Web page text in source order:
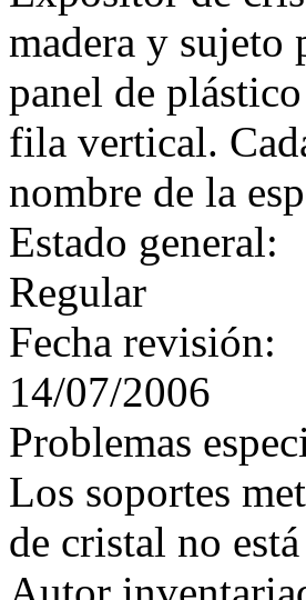
madera y sujeto
panel de
fila vertical.
nombre de la
Estado general:
Regular
Fecha revisión:
14/07/2006
Problemas
Los soportes
de cristal no